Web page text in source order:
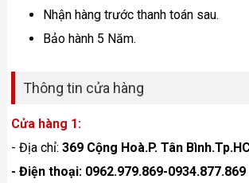
Nhận hàng trước thanh toán sau.
Bảo hành 5 Năm.
Thông tin cửa hàng
Cửa hàng 1:
- Địa chỉ: 369 Cộng Hoà.P. Tân
- Điện thoại: 0962.979.869-0934.877.869